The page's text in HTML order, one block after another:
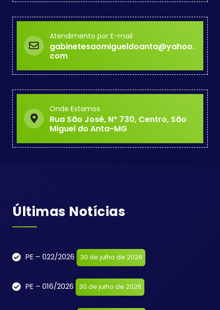
Atendimento por E-mail
gabinetesaomigueldoanta@yahoo.
com
Onde Estamos
Rua São José, Nº 730, Centro, São
Miguel do Anta-MG
Últimas Notícias
PE – 022/2026 30 de julho de 2026
PE – 016/2026 30 de julho de 2026